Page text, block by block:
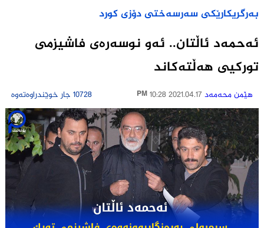
بەرگریکارێکی سەرسەختى دۆزی کورد
ئه‌حمه‌د ئاڵتان.. ئه‌و نوسه‌ره‌ى فاشیزمى
توركیى هه‌ڵته‌كاند
هێمن محه‌مه‌د 2021.04.17 10:28 PM 10728 جار خوێندراوەتەوە